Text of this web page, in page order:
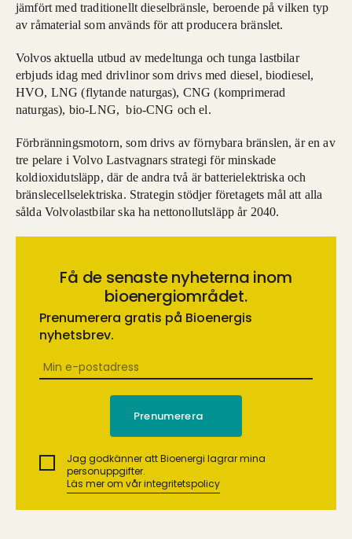
HVO (hydrerad vegetabilisk olja) är i grunden ett
biobränsle som kan tillverkas av en rad olika material
jämfört med traditionellt dieselbränsle, beroende på vilken typ
av råmaterial som används för att producera bränslet.
Volvos aktuella utbud av medeltunga och tunga lastbilar
erbjuds idag med drivlinor som drivs med diesel, biodiesel,
HVO, LNG (flytande naturgas), CNG (komprimerad
naturgas), bio-LNG, bio-CNG och el.
Förbränningsmotorn, som drivs av förnybara bränslen, är en av
tre pelare i Volvo Lastvagnars strategi för minskade
koldioxidutsläpp, där de andra två är batterielektriska och
bränslecellselektriska. Strategin stödjer företagets mål att alla
sålda Volvolastbilar ska ha nettonollutsläpp år 2040.
Få de senaste nyheterna inom
bioenergiområdet.
Prenumerera gratis på Bioenergis
nyhetsbrev.
Jag godkänner att Bioenergi lagrar mina
personuppgifter.
Läs mer om vår integritetspolicy